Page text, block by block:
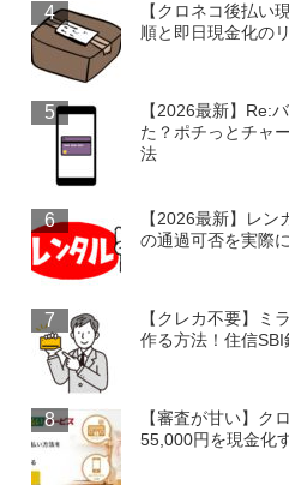
【クロネコ後払い
順と即日現金化の
【2026最新】Re:
た？ポチっとチャ
法
【2026最新】レ
の通過可否を実際
【クレカ不要】ミ
作る方法！住信
【審査が甘い】ク
55,000円を現金化